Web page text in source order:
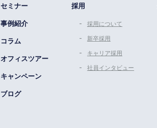
セミナー
事例紹介
コラム
オフィスツアー
キャンペーン
ブログ
採用
採用について
新卒採用
キャリア採用
社員インタビュー